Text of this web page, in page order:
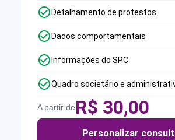
Detalhamento de protestos
Dados comportamentais
Informações do SPC
Quadro societário e
A partir deR$ 30,00
Personalizar